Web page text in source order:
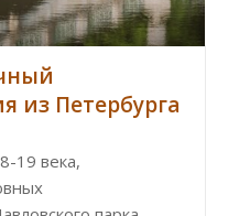
из Петербурга
19 века,